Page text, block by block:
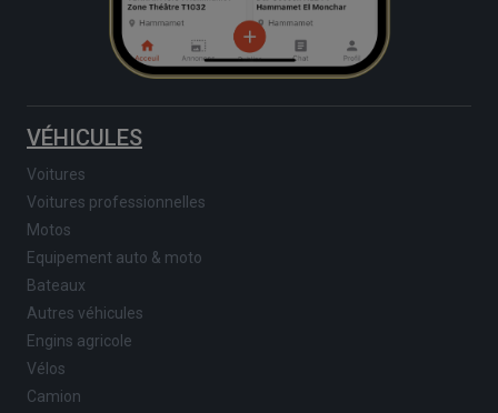
VÉHICULES
Voitures
Voitures professionnelles
Motos
Equipement auto & moto
Bateaux
Autres véhicules
Engins agricole
Vélos
Camion